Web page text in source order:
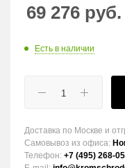
69 276 руб.
Есть в наличии
Доставка по Москве и
Самовывоз из офиса:
Телефон: +7 (495) 268-